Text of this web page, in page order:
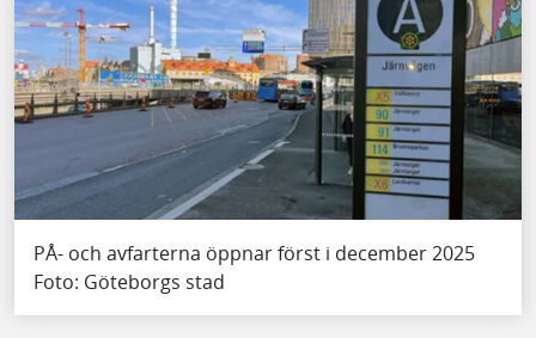
PÅ- och avfarterna öppnar först i december 2025
Foto: Göteborgs stad